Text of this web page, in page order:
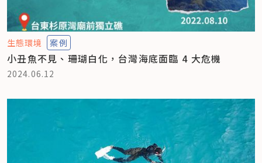
生態環境 案例
小丑魚不見、珊瑚白化，台灣海底面臨 4 大危機
2024.06.12